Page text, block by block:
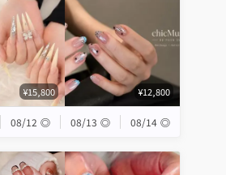
¥15,800 ¥12,800
08/12 ◎ 08/13 ◎ 08/14 ◎